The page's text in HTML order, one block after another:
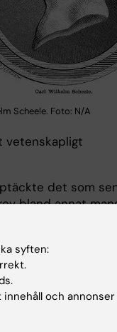
Scheele. Foto: N/A
vetenskapligt
det som
bland annat
dock oftast en
både namngav
gesäll fick Scheele
han sin
1786. På sin
syften:
och